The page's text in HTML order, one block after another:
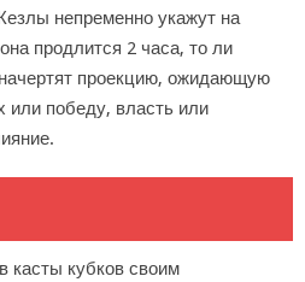
непременно укажут на
продлится 2 часа, то ли
проекцию, ожидающую
или победу, власть или
касты кубков своим